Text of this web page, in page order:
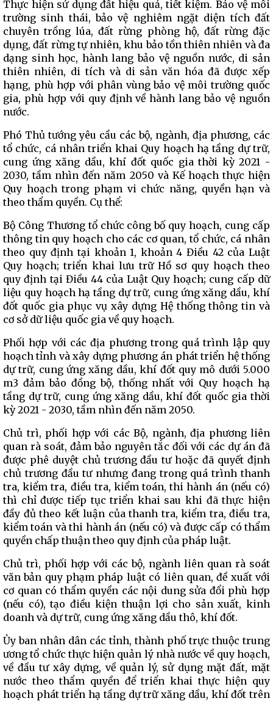
Thực hiện sử dụng đất hiệu quả, tiết kiệm. Bảo vệ môi
trường sinh thái, bảo vệ nghiêm ngặt diện tích đất
chuyên trồng lúa, đất rừng phòng hộ, đất rừng đặc
dụng, đất rừng tự nhiên, khu bảo tồn thiên nhiên và đa
dạng sinh học, hành lang bảo vệ nguồn nước, di sản
thiên nhiên, di tích và di sản văn hóa đã được xếp
hạng, phù hợp với phân vùng bảo vệ môi trường quốc
gia, phù hợp với quy định về hành lang bảo vệ nguồn
nước.
Phó Thủ tướng yêu cầu các bộ, ngành, địa phương, các
tổ chức, cá nhân triển khai Quy hoạch hạ tầng dự trữ,
cung ứng xăng dầu, khí đốt quốc gia thời kỳ 2021 -
2030, tầm nhìn đến năm 2050 và Kế hoạch thực hiện
Quy hoạch trong phạm vi chức năng, quyền hạn và
theo thẩm quyền. Cụ thể:
Bộ Công Thương tổ chức công bố quy hoạch, cung cấp
thông tin quy hoạch cho các cơ quan, tổ chức, cá nhân
theo quy định tại khoản 1, khoản 4 Điều 42 của Luật
Quy hoạch; triển khai lưu trữ Hồ sơ quy hoạch theo
quy định tại Điều 44 của Luật Quy hoạch; cung cấp dữ
liệu quy hoạch hạ tầng dự trữ, cung ứng xăng dầu, khí
đốt quốc gia phục vụ xây dựng Hệ thống thông tin và
cơ sở dữ liệu quốc gia về quy hoạch.
Phối hợp với các địa phương trong quá trình lập quy
hoạch tỉnh và xây dựng phương án phát triển hệ thống
dự trữ, cung ứng xăng dầu, khí đốt quy mô dưới 5.000
m3 đảm bảo đồng bộ, thống nhất với Quy hoạch hạ
tầng dự trữ, cung ứng xăng dầu, khí đốt quốc gia thời
kỳ 2021 - 2030, tầm nhìn đến năm 2050.
Chủ trì, phối hợp với các Bộ, ngành, địa phương liên
quan rà soát, đảm bảo nguyên tắc đối với các dự án đã
được phê duyệt chủ trương đầu tư hoặc đã quyết định
chủ trương đầu tư nhưng đang trong quá trình thanh
tra, kiểm tra, điều tra, kiểm toán, thi hành án (nếu có)
thì chỉ được tiếp tục triển khai sau khi đã thực hiện
đầy đủ theo kết luận của thanh tra, kiểm tra, điều tra,
kiểm toán và thi hành án (nếu có) và được cấp có thẩm
quyền chấp thuận theo quy định của pháp luật.
Chủ trì, phối hợp với các bộ, ngành liên quan rà soát
văn bản quy phạm pháp luật có liên quan, đề xuất với
cơ quan có thẩm quyền các nội dung sửa đổi phù hợp
(nếu có), tạo điều kiện thuận lợi cho sản xuất, kinh
doanh và dự trữ, cung ứng xăng dầu thô, khí đốt.
Ủy ban nhân dân các tỉnh, thành phố trực thuộc trung
ương tổ chức thực hiện quản lý nhà nước về quy hoạch,
về đầu tư xây dựng, về quản lý, sử dụng mặt đất, mặt
nước theo thẩm quyền để triển khai thực hiện quy
hoạch phát triển hạ tầng dự trữ xăng dầu, khí đốt trên